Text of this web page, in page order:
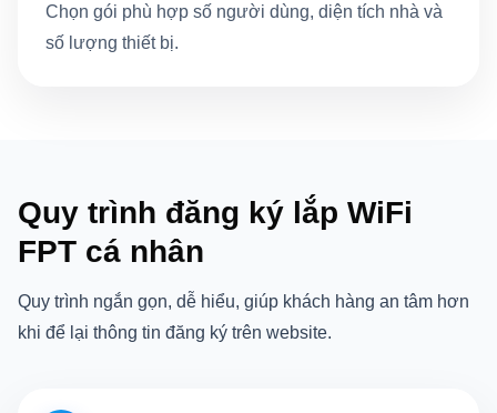
Chọn gói phù hợp số người dùng, diện tích nhà và
số lượng thiết bị.
Quy trình đăng ký lắp WiFi
FPT cá nhân
Quy trình ngắn gọn, dễ hiểu, giúp khách hàng an tâm hơn
khi để lại thông tin đăng ký trên website.